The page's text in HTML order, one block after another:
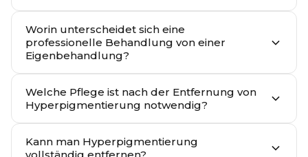
Worin unterscheidet sich eine
professionelle Behandlung von einer
Eigenbehandlung?
Welche Pflege ist nach der Entfernung von
Hyperpigmentierung notwendig?
Kann man Hyperpigmentierung